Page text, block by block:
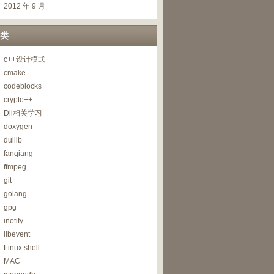
2012 年 9 月
c++设计模式
cmake
codeblocks
crypto++
Dll相关学习
doxygen
duilib
fanqiang
ffmpeg
git
golang
gpg
inotify
libevent
Linux shell
MAC